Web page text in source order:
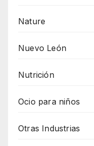
Nature
Nuevo León
Nutrición
Ocio para niños
Otras Industrias